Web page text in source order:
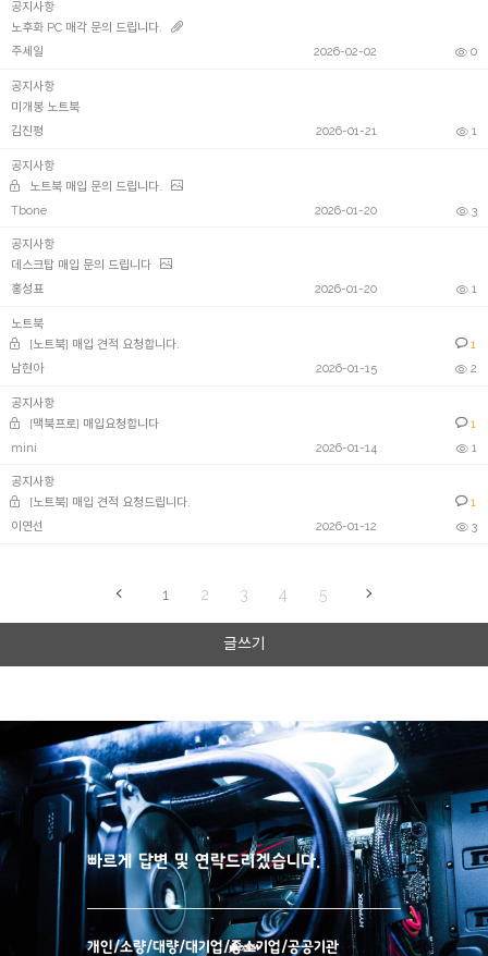
공지사항
노후화 PC 매각 문의 드립니다.
주세일
0
2026-02-02
공지사항
미개봉 노트북
김진평
1
2026-01-21
공지사항
노트북 매입 문의 드립니다.
Tbone
3
2026-01-20
공지사항
데스크탑 매입 문의 드립니다
홍성표
1
2026-01-20
노트북
[노트북] 매입 견적 요청합니다.
1
남현아
2
2026-01-15
공지사항
[맥북프로] 매입요청합니다
1
mini
1
2026-01-14
공지사항
[노트북] 매입 견적 요청드립니다.
1
이연선
3
2026-01-12
1 2 3 4 5
글쓰기
빠른문의
빠르게 답변 및 연락드리겠습니다.
개인/소량/대량/대기업/중소기업/공공기관